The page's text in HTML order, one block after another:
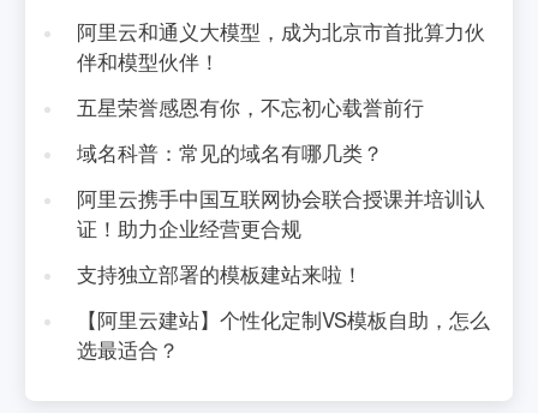
阿里云和通义大模型，成为北京市首批算力伙
伴和模型伙伴！
五星荣誉感恩有你，不忘初心载誉前行
域名科普：常见的域名有哪几类？
阿里云携手中国互联网协会联合授课并培训认
证！助力企业经营更合规
支持独立部署的模板建站来啦！
【阿里云建站】个性化定制VS模板自助，怎么
选最适合？